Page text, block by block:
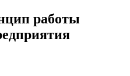
работы